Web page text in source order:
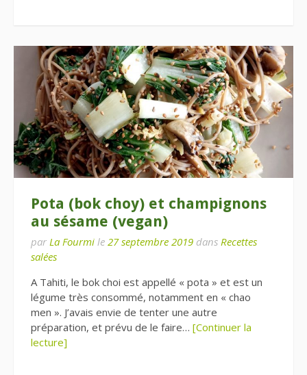
Pota (bok choy) et champignons
au sésame (vegan)
par La Fourmi le 27 septembre 2019 dans Recettes
salées
A Tahiti, le bok choi est appellé « pota » et est un
légume très consommé, notamment en « chao
men ». J’avais envie de tenter une autre
préparation, et prévu de le faire… [Continuer la
lecture]